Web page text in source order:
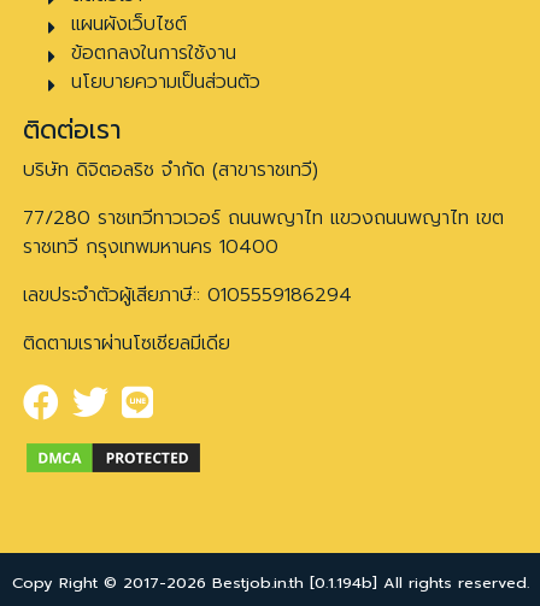
แผนผังเว็บไซต์
ข้อตกลงในการใช้งาน
นโยบายความเป็นส่วนตัว
ติดต่อเรา
บริษัท ดิจิตอลริช จำกัด (สาขาราชเทวี)
77/280 ราชเทวีทาวเวอร์ ถนนพญาไท แขวงถนนพญาไท เขต
ราชเทวี กรุงเทพมหานคร 10400
เลขประจำตัวผู้เสียภาษี:: 0105559186294
ติดตามเราผ่านโซเชียลมีเดีย
Copy Right © 2017-2026 Bestjob.in.th [0.1.194b] All rights reserved.